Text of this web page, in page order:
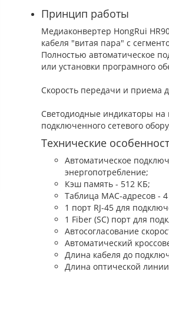
Принцип работы
Медиаконвертер HongRui
кабеля "витая пара" с
Полностью автоматическое
или установки програмного
Скорость передачи и приема
Светодиодные индикаторы на
подключенного сетевого
Технические
Автоматическое
энергопотребление;
Кэш память - 512 КБ;
Таблица MAC-адресов -
1 порт RJ-45 для
1 Fiber (SC) порт для
Автосогласование
Автоматический
Длина кабеля до
Длина оптической